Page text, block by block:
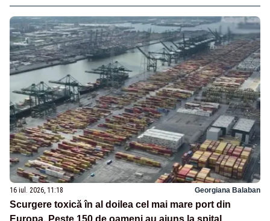
16 iul. 2026, 11:18 Georgiana Balaban
Scurgere toxică în al doilea cel mai mare port din